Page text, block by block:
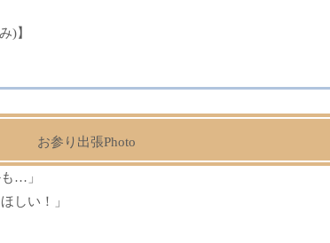
)】
お参り出張Photo
…」
しい！」